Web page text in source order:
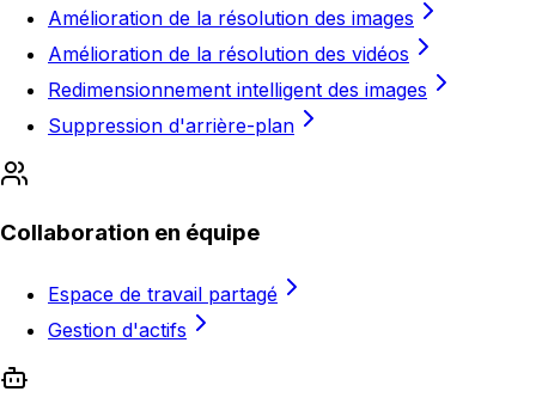
Amélioration de la résolution des images
Amélioration de la résolution des vidéos
Redimensionnement intelligent des images
Suppression d'arrière-plan
Collaboration en équipe
Espace de travail partagé
Gestion d'actifs